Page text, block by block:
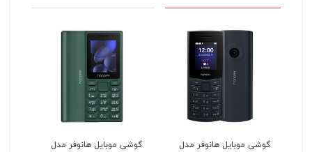
گوشی موبایل هانوفر مدل
گوشی موبایل هانوفر مدل